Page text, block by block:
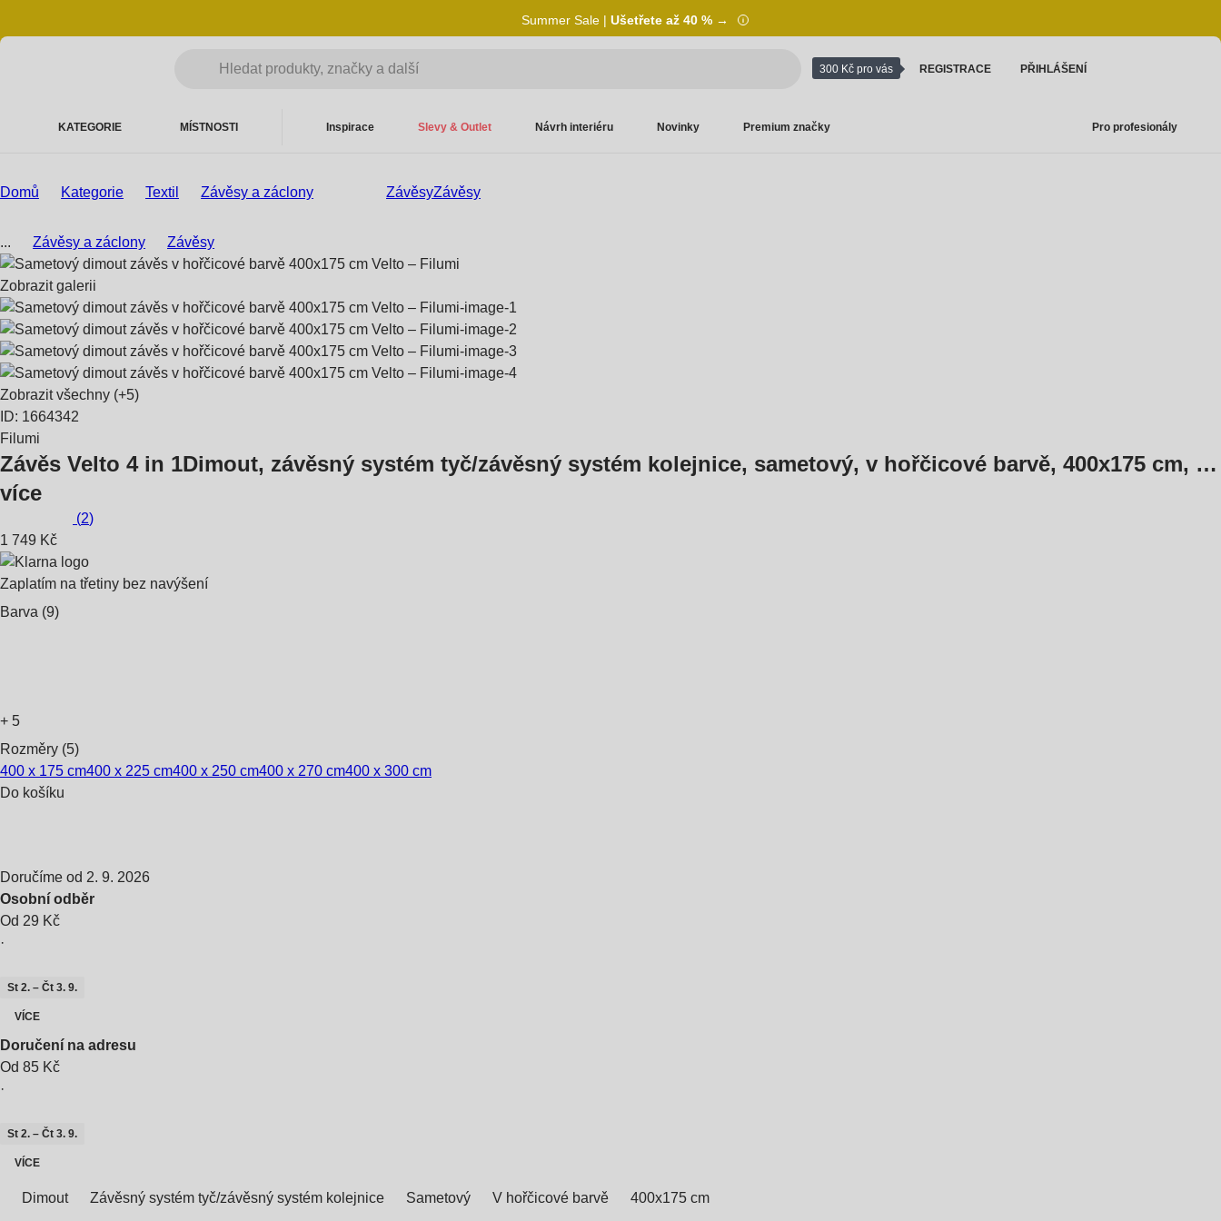
Summer Sale | Ušetřete až 40 % →
300 Kč pro vás REGISTRACE PŘIHLÁŠENÍ
KATEGORIE MÍSTNOSTI Inspirace Slevy & Outlet Návrh interiéru Novinky Premium značky Pro profesionály
Domů Kategorie Textil Závěsy a záclony ZávěsyZávěsy
... Závěsy a záclony Závěsy
Zobrazit galerii
Zobrazit všechny (+5)
ID: 1664342
Filumi
Závěs Velto 4 in 1Dimout, závěsný systém tyč/závěsný systém kolejnice, sametový, v hořčicové barvě, 400x175 cm, …
více
(2)
1 749 Kč
Zaplatím na třetiny bez navýšení
Barva (9)
+ 5
Rozměry (5)
400 x 175 cm400 x 225 cm400 x 250 cm400 x 270 cm400 x 300 cm
Do košíku
Doručíme od 2. 9. 2026
Osobní odběr
Od 29 Kč
·
St 2. – Čt 3. 9.
VÍCE
Doručení na adresu
Od 85 Kč
·
St 2. – Čt 3. 9.
VÍCE
Dimout Závěsný systém tyč/závěsný systém kolejnice Sametový V hořčicové barvě 400x175 cm